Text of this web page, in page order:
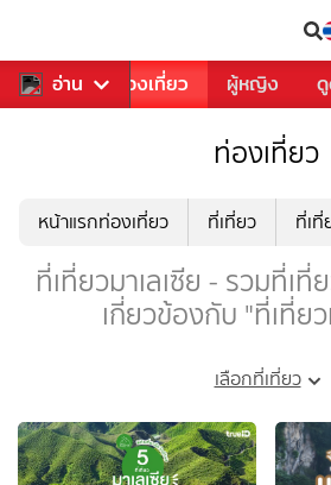
อ่าน
อาหาร ท่องเที่ยว ผู้หญิง
ท่องเที่ยว
หน้าแรกท่องเที่ยว ที่เที่ยว ที่เ
ที่เที่ยวมาเลเซีย - รวมที่เ
เกี่ยวข้องกับ "ที่เที่ยว
เลือกที่เที่ยว